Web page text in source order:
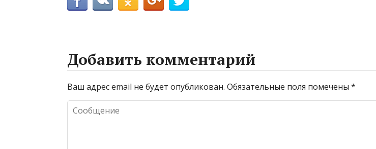
Добавить комментарий
Ваш адрес email не будет опубликован. Обязательные поля помечены *